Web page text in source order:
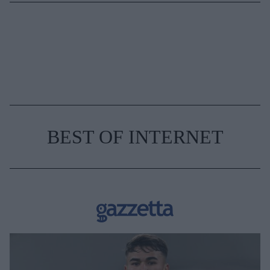
BEST OF INTERNET